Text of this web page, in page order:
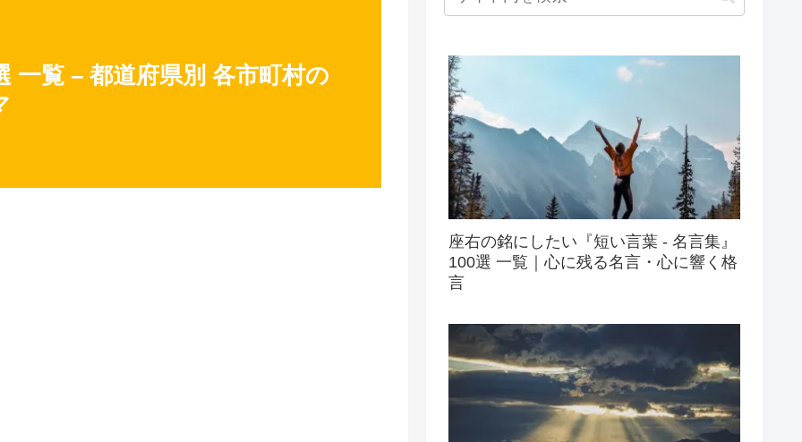
一覧 – 都道府県別 各市町村の
座右の銘にしたい『短い言葉 - 名言集』
100選 一覧｜心に残る名言・心に響く格
言